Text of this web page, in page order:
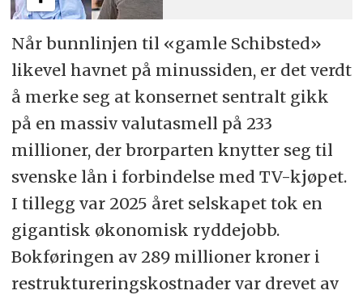
Når bunnlinjen til «gamle Schibsted»
likevel havnet på minussiden, er det verdt
å merke seg at konsernet sentralt gikk
på en massiv valutasmell på 233
millioner, der brorparten knytter seg til
svenske lån i forbindelse med TV-kjøpet.
I tillegg var 2025 året selskapet tok en
gigantisk økonomisk ryddejobb.
Bokføringen av 289 millioner kroner i
restrukturerings­kostnader var drevet av